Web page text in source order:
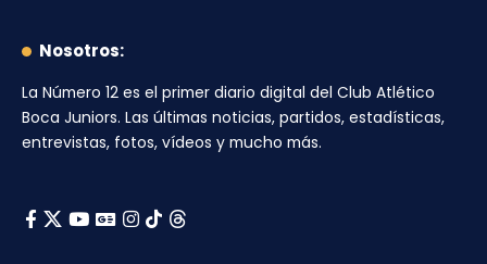
Nosotros:
La Número 12 es el primer diario digital del Club Atlético
Boca Juniors. Las últimas noticias, partidos, estadísticas,
entrevistas, fotos, vídeos y mucho más.